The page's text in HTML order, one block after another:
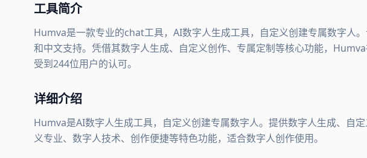
工具简介
Humva是一款专业的chat工具，AI数字人生成工具，自定义创建专属数字人
和中文支持。凭借其数字人生成、自定义创作、专属定制等核心功能，
受到244位用户的认可。
详细介绍
Humva是AI数字人生成工具，自定义创建专属数字人。提供数字人生成、自
义专业、数字人技术、创作便捷等特色功能，适合数字人创作使用。